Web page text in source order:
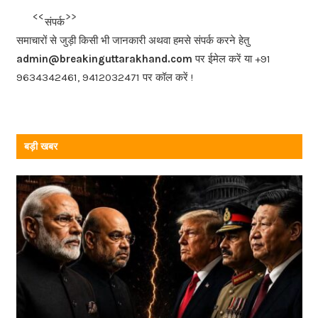
b
o
o
k
संपर्क
समाचारों से जुड़ी किसी भी जानकारी अथवा हमसे संपर्क करने हेतु
admin@breakinguttarakhand.com पर ईमेल करें या +91
9634342461, 9412032471 पर कॉल करें !
बड़ी खबर